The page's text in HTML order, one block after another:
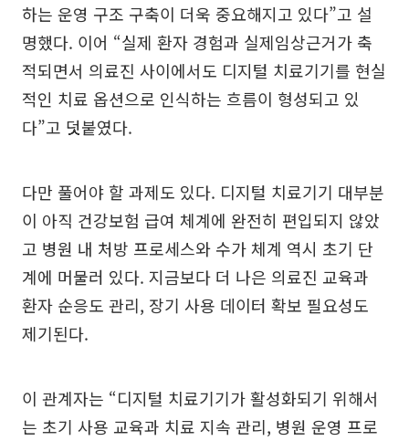
하는 운영 구조 구축이 더욱 중요해지고 있다”고 설
명했다. 이어 “실제 환자 경험과 실제임상근거가 축
적되면서 의료진 사이에서도 디지털 치료기기를 현실
적인 치료 옵션으로 인식하는 흐름이 형성되고 있
다”고 덧붙였다.
다만 풀어야 할 과제도 있다. 디지털 치료기기 대부분
이 아직 건강보험 급여 체계에 완전히 편입되지 않았
고 병원 내 처방 프로세스와 수가 체계 역시 초기 단
계에 머물러 있다. 지금보다 더 나은 의료진 교육과
환자 순응도 관리, 장기 사용 데이터 확보 필요성도
제기된다.
이 관계자는 “디지털 치료기기가 활성화되기 위해서
는 초기 사용 교육과 치료 지속 관리, 병원 운영 프로